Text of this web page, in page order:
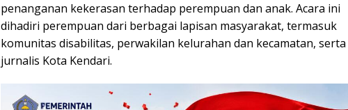
penanganan kekerasan terhadap perempuan dan anak. Acara ini
dihadiri perempuan dari berbagai lapisan masyarakat, termasuk
komunitas disabilitas, perwakilan kelurahan dan kecamatan,
jurnalis Kota Kendari.